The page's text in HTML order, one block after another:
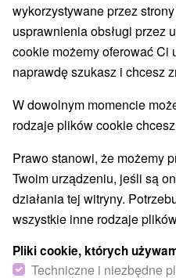
Wybierz lokalizację
WSZYSTKO
wykorzystywane przez
usprawnienia obsługi przez
cookie możemy oferować Ci
naprawdę szukasz i chcesz
W dowolnym momencie
rodzaje plików cookie
Prawo stanowi, że możemy
Twoim urządzeniu, jeśli są
działania tej witryny.
wszystkie inne rodzaje
Pliki cookie, których
Techniczne i niezbędne